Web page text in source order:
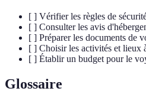
[ ] Vérifier les règles de
[ ] Consulter les avis
[ ] Préparer les documents de
[ ] Choisir les activités et lieux
[ ] Établir un budget pour le
Glossaire